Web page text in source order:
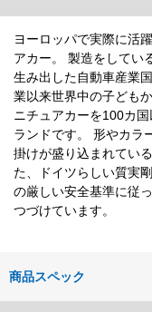
ヨーロッパで実際に活
アカー。 製造をしてい
生み出した自動車産業
業以来世界中の子ども
ニチュアカーを100カ
ランドです。 形やカラ
掛けが盛り込まれてい
た、ドイツらしい質実
の厳しい安全基準に従
つづけています。
商品スペック